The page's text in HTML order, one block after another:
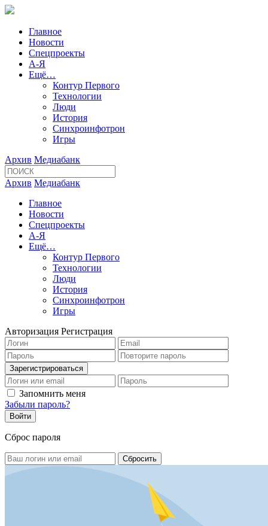
Главное
Новости
Спецпроекты
А-Я
Ещё…
Контур Первого
Технологии
Люди
История
Синхроинфотрон
Игры
Архив Медиабанк
Архив Медиабанк
Главное
Новости
Спецпроекты
А-Я
Ещё…
Контур Первого
Технологии
Люди
История
Синхроинфотрон
Игры
Авторизация Регистрация
Запомнить меня
Забыли пароль?
Сброс пароля